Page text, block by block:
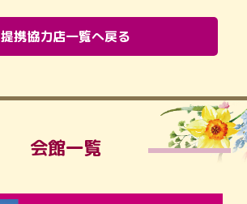
提携協力店一覧へ戻る
会館一覧